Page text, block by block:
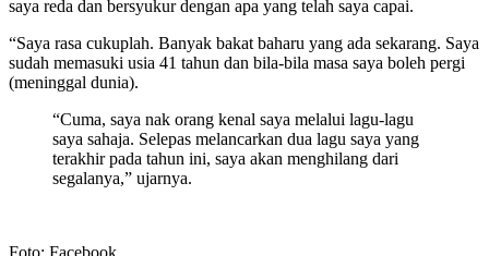
saya reda dan bersyukur dengan apa yang telah saya capai.
“Saya rasa cukuplah. Banyak bakat baharu yang ada sekarang. Saya
sudah memasuki usia 41 tahun dan bila-bila masa saya boleh pergi
(meninggal dunia).
“Cuma, saya nak orang kenal saya melalui lagu-lagu
saya sahaja. Selepas melancarkan dua lagu saya yang
terakhir pada tahun ini, saya akan menghilang dari
segalanya,” ujarnya.
Foto: Facebook